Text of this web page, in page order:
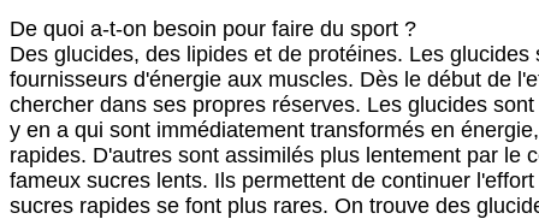
De quoi a-t-on besoin pour faire du sport ?
Des glucides, des lipides et de protéines. Les glucides
fournisseurs d'énergie aux muscles. Dès le début de
chercher dans ses propres réserves. Les glucides
y en a qui sont immédiatement transformés en
rapides. D'autres sont assimilés plus lentement par le
fameux sucres lents. Ils permettent de continuer
sucres rapides se font plus rares. On trouve des